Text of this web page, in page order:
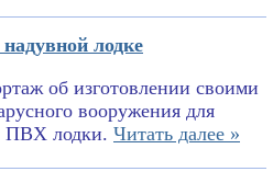
лодке
об изготовлении своими
вооружения для
ПВХ лодки. Читать далее »